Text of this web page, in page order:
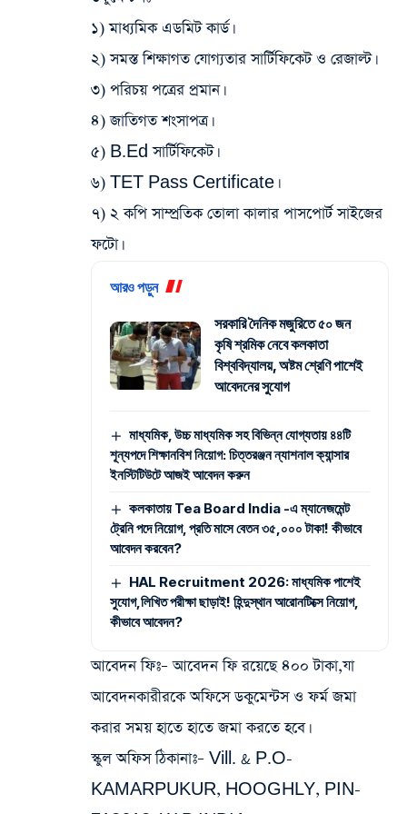
১) মাধ্যমিক এডমিট কার্ড।
২) সমস্ত শিক্ষাগত যোগ্যতার সার্টিফিকেট ও রেজাল্ট।
৩) পরিচয় পত্রের প্রমান।
৪) জাতিগত শংসাপত্র।
৫) B.Ed সার্টিফিকেট।
৬) TET Pass Certificate।
৭) ২ কপি সাম্প্রতিক তোলা কালার পাসপোর্ট সাইজের
ফটো।
আরও পড়ুন
সরকারি দৈনিক মজুরিতে ৫০ জন
কৃষি শ্রমিক নেবে কলকাতা
বিশ্ববিদ্যালয়, অষ্টম শ্রেণি পাশেই
আবেদনের সুযোগ
মাধ্যমিক, উচ্চ মাধ্যমিক সহ বিভিন্ন যোগ্যতায় ৪৪টি
শূন্যপদে শিক্ষানবিশ নিয়োগ: চিত্তরঞ্জন ন্যাশনাল ক্যান্সার
ইনস্টিটিউটে আজই আবেদন করুন
কলকাতায় Tea Board India -এ ম্যানেজমেন্ট
ট্রেনি পদে নিয়োগ, প্রতি মাসে বেতন ৩৫,০০০ টাকা! কীভাবে
আবেদন করবেন?
HAL Recruitment 2026: মাধ্যমিক পাশেই
সুযোগ,লিখিত পরীক্ষা ছাড়াই! হিন্দুস্থান আরোনটিক্সে নিয়োগ,
কীভাবে আবেদন?
আবেদন ফিঃ– আবেদন ফি রয়েছে ৪০০ টাকা,যা
আবেদনকারীরকে অফিসে ডকুমেন্টস ও ফর্ম জমা
করার সময় হাতে হাতে জমা করতে হবে।
স্কুল অফিস ঠিকানাঃ– Vill. & P.O-
KAMARPUKUR, HOOGHLY, PIN-